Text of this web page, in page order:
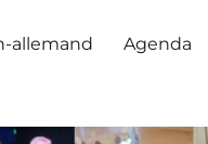
allemand Agenda